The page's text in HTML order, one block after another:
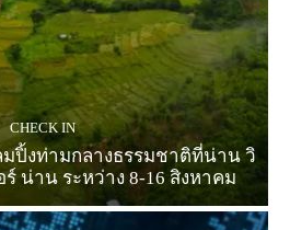
CHECK IN
ปิ้งท่ามกลางธรรมชาติที่น่าน วิ
น่าน ระหว่าง 8-16 สิงหาคม